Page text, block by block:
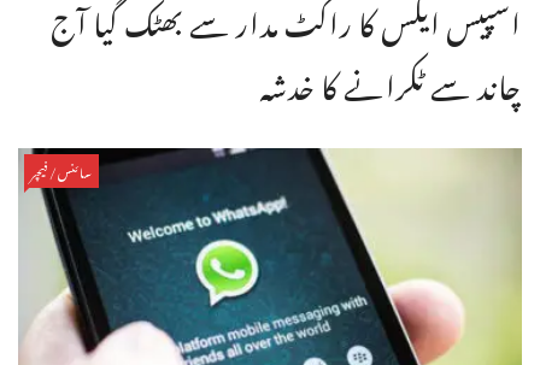
اسپیس ایکس کا راکٹ مدار سے بھٹک گیا آج
چاند سے ٹکرانے کا خدشہ
سائنس/فیچر